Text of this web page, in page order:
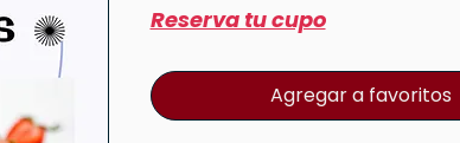
Reserva tu cupo
Agregar a favoritos